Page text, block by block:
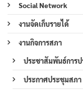
Social Network
งานจัดเก็บรายได้
งานกิจการสภา
ประชาสัมพันธ์การ
ประกาศประชุมสภา